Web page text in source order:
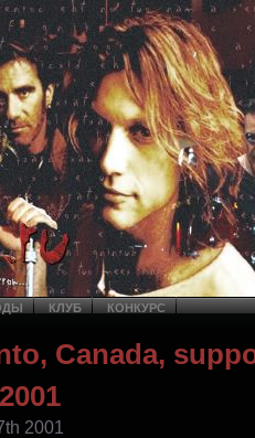
КЛУБ КОНКУРС
Canada,
2001